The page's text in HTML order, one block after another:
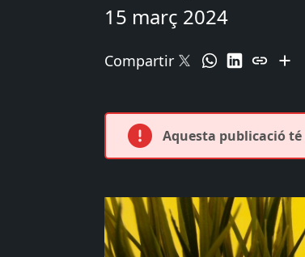
15 març 2024
Compartir
Aquesta publicació